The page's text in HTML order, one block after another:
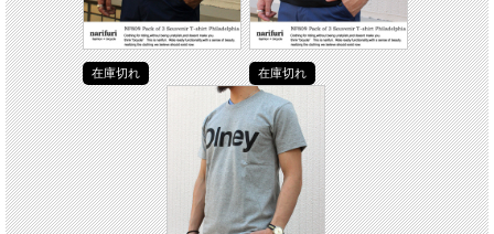
在庫切れ 在庫切れ